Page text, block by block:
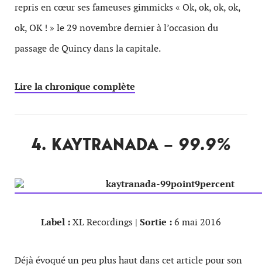
repris en cœur ses fameuses gimmicks « Ok, ok, ok, ok,
ok, OK ! » le 29 novembre dernier à l’occasion du
passage de Quincy dans la capitale.
Lire la chronique complète
4. KAYTRANADA – 99.9%
Label :XL Recordings | Sortie :6 mai 2016
Déjà évoqué un peu plus haut dans cet article pour son